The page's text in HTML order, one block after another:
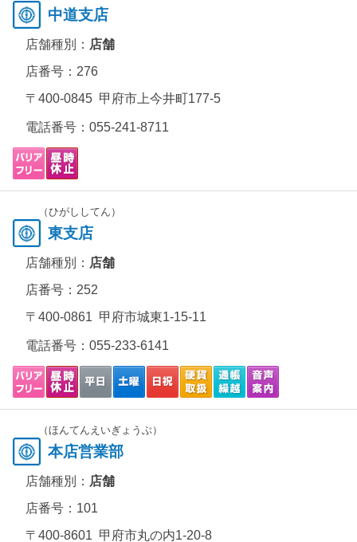
中道支店
店舗種別： 店舗
店番号：276
〒400-0845 甲府市上今井町177-5
電話番号： 055-241-8711
（ひがししてん）
東支店
店舗種別： 店舗
店番号：252
〒400-0861 甲府市城東1-15-11
電話番号： 055-233-6141
（ほんてんえいぎょうぶ）
本店営業部
店舗種別： 店舗
店番号：101
〒400-8601 甲府市丸の内1-20-8